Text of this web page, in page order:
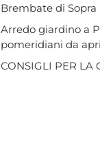
Brembate di Sopra
Arredo giardino a
pomeridiani da
CONSIGLI PER LA